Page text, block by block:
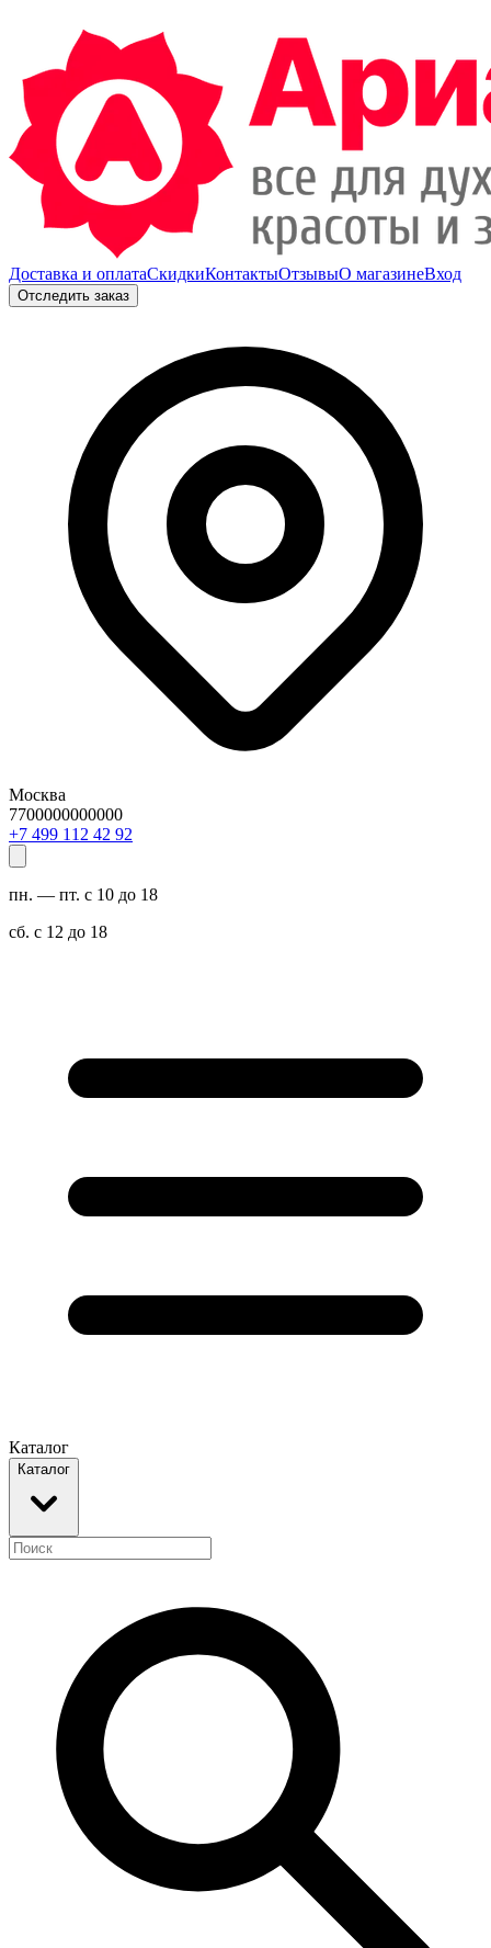
Доставка и оплатаСкидкиКонтактыОтзывыО магазинеВход
Отследить заказ
Москва
7700000000000
29 24 211 994 7+
пн. — пт. с 10 до 18
сб. с 12 до 18
Каталог
Каталог